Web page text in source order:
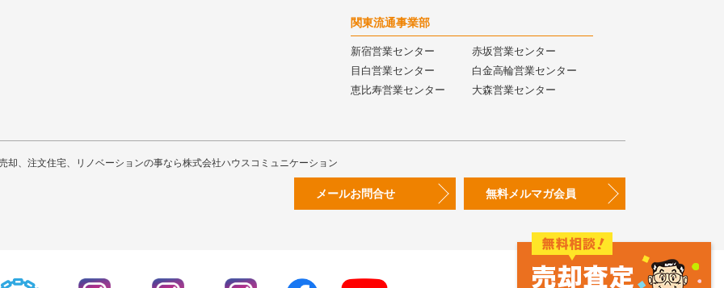
関東流通事業部
新宿営業センター
赤坂営業センター
目白営業センター
白金高輪営業センター
恵比寿営業センター
大森営業センター
、注文住宅、リノベーションの事なら株式会社ハウスコミュニケーション
メールお問合せ 無料メルマガ会員